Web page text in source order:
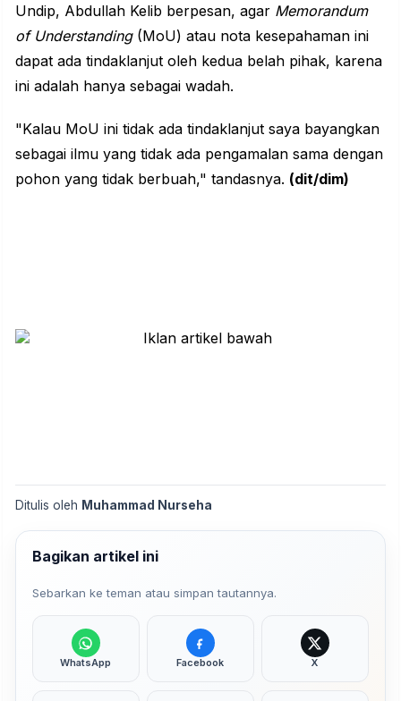
Undip, Abdullah Kelib berpesan, agar Memorandum
of Understanding(MoU) atau nota kesepahaman ini
dapat ada tindaklanjut oleh kedua belah pihak, karena
ini adalah hanya sebagai wadah.
"Kalau MoU ini tidak ada tindaklanjut saya bayangkan
sebagai ilmu yang tidak ada pengamalan sama dengan
pohon yang tidak berbuah," tandasnya. (dit/dim)
Ditulis oleh Muhammad Nurseha
Bagikan artikel ini
Sebarkan ke teman atau simpan tautannya.
WhatsApp Facebook X